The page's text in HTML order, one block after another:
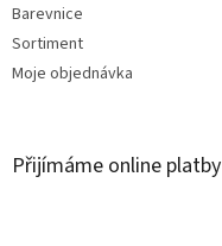
Barevnice
Sortiment
Moje objednávka
Přijímáme online platby